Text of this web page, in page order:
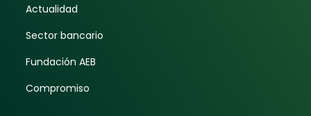
Actualidad
Sector bancario
Fundación AEB
Compromiso